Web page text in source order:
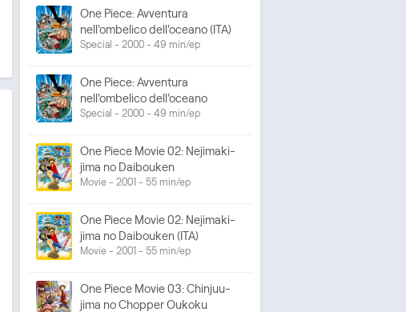
One Piece: Avventura
nell'ombelico dell'oceano (ITA)
Special - 2000 - 49 min/ep
One Piece: Avventura
nell'ombelico dell'oceano
Special - 2000 - 49 min/ep
One Piece Movie 02: Nejimaki-
jima no Daibouken
Movie - 2001 - 55 min/ep
One Piece Movie 02: Nejimaki-
jima no Daibouken (ITA)
Movie - 2001 - 55 min/ep
One Piece Movie 03: Chinjuu-
jima no Chopper Oukoku